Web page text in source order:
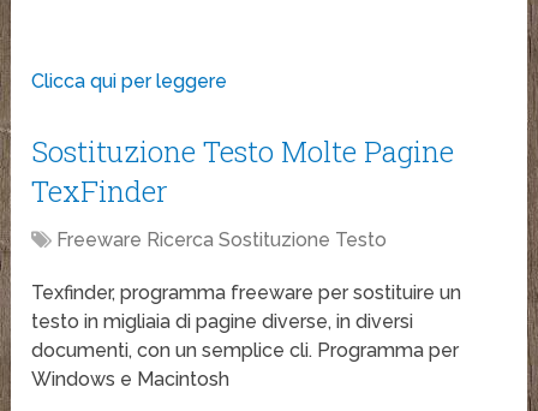
Clicca qui per leggere
Sostituzione Testo Molte Pagine
TexFinder
Freeware Ricerca Sostituzione Testo
Texfinder, programma freeware per sostituire un
testo in migliaia di pagine diverse, in diversi
documenti, con un semplice cli. Programma per
Windows e Macintosh